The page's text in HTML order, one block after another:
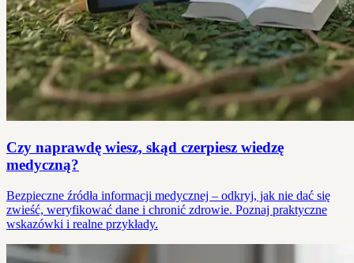
Czy naprawdę wiesz, skąd czerpiesz wiedzę
medyczną?
Bezpieczne źródła informacji medycznej – odkryj, jak nie dać się
zwieść, weryfikować dane i chronić zdrowie. Poznaj praktyczne
wskazówki i realne przykłady.